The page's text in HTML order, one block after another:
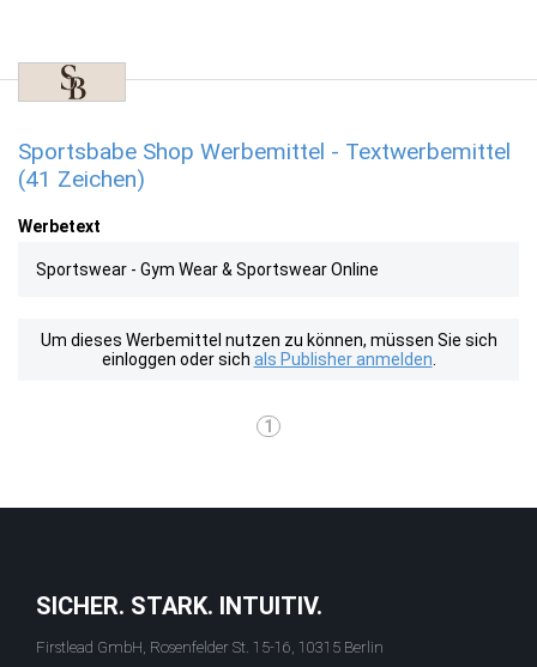
Sportsbabe Shop Werbemittel - Textwerbemittel
(41 Zeichen)
Werbetext
Sportswear - Gym Wear & Sportswear Online
Um dieses Werbemittel nutzen zu können, müssen Sie sich
einloggen oder sich als Publisher anmelden
1
SICHER. STARK. INTUITIV.
Firstlead GmbH, Rosenfelder St. 15-16, 10315 Berlin